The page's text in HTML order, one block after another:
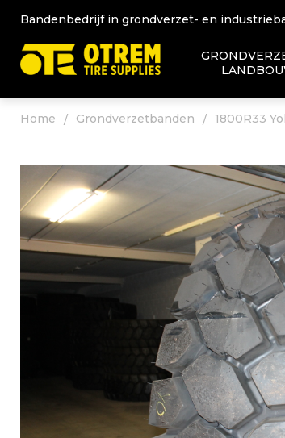
Bandenbedrijf in grondverzet- en
Home Grondverzetbanden 1800R33